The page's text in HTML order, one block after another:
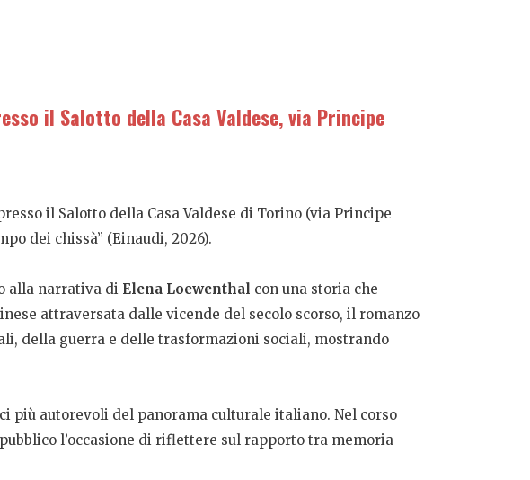
il Salotto della Casa Valdese, via Principe
il Salotto della Casa Valdese di Torino (via Principe
dei chissà” (Einaudi, 2026).
alla narrativa di Elena Loewenthal con una storia che
attraversata dalle vicende del secolo scorso, il romanzo
della guerra e delle trasformazioni sociali, mostrando
più autorevoli del panorama culturale italiano. Nel corso
l’occasione di riflettere sul rapporto tra memoria